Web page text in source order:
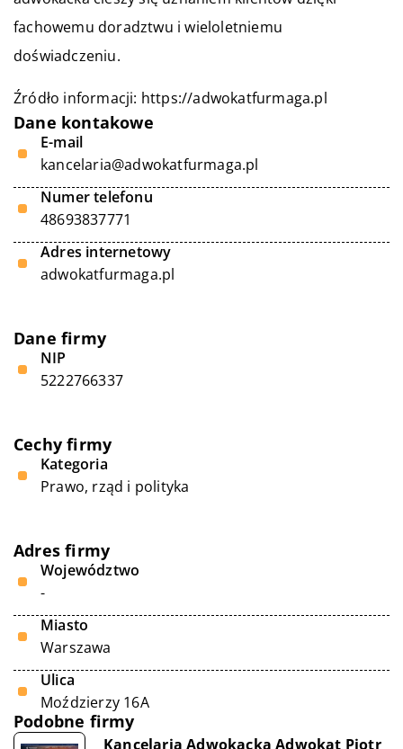
fachowemu doradztwu i wieloletniemu
doświadczeniu.
Źródło informacji: https://adwokatfurmaga.pl
Dane kontakowe
E-mail
kancelaria@adwokatfurmaga.pl
Numer telefonu
48693837771
Adres internetowy
adwokatfurmaga.pl
Dane firmy
NIP
5222766337
Cechy firmy
Kategoria
Prawo, rząd i polityka
Adres firmy
Województwo
-
Miasto
Warszawa
Ulica
Moździerzy 16A
Podobne firmy
Kancelaria Adwokacka Adwokat Piotr